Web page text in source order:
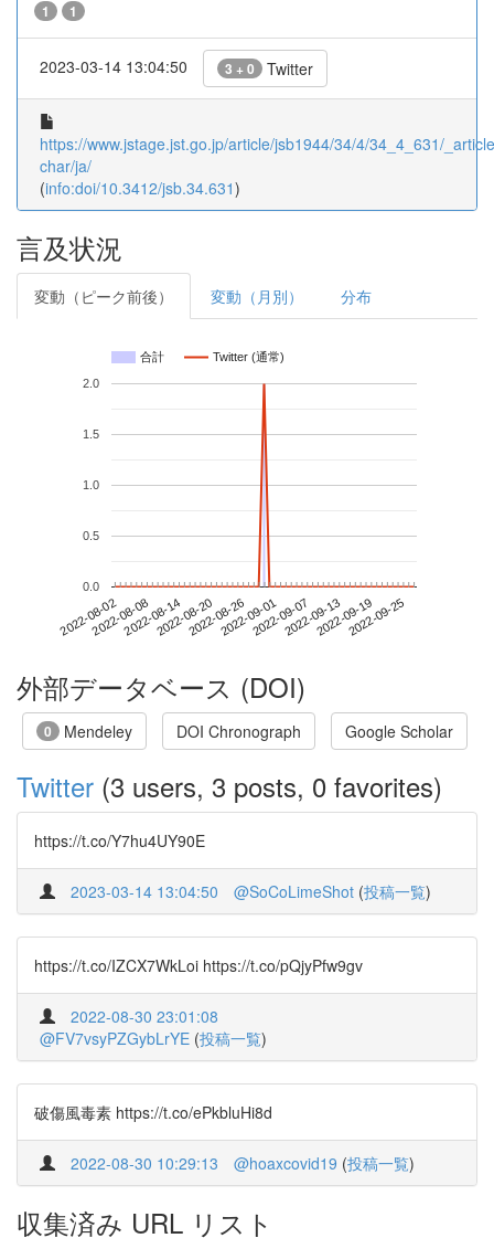
1 1
2023-03-14 13:04:50 3 + 0 Twitter
https://www.jstage.jst.go.jp/article/jsb1944/34/4/34_4_631/
char/ja/
(info:doi/10.3412/jsb.34.631)
言及状況
変動（ピーク前後） 変動（月別） 分布
合計 Twitter (通常)
2022-08-022022-08-082022-08-142022-08-202022-08-262022-09-012022-09-072022-09-132022-09-192022-09-25
0.0
0.5
1.0
1.5
2.0
外部データベース (DOI)
0 Mendeley DOI Chronograph Google Scholar
Twitter (3 users, 3 posts, 0 favorites)
https://t.co/Y7hu4UY90E
2023-03-14 13:04:50 @SoCoLimeShot (投稿一覧)
https://t.co/IZCX7WkLoi https://t.co/pQjyPfw9gv
2022-08-30 23:01:08
@FV7vsyPZGybLrYE (投稿一覧)
破傷風毒素 https://t.co/ePkbluHi8d
2022-08-30 10:29:13 @hoaxcovid19 (投稿一覧)
収集済み URL リスト